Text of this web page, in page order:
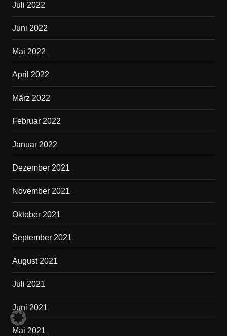
Juli 2022
Juni 2022
Mai 2022
April 2022
März 2022
Februar 2022
Januar 2022
Dezember 2021
November 2021
Oktober 2021
September 2021
August 2021
Juli 2021
Juni 2021
Mai 2021